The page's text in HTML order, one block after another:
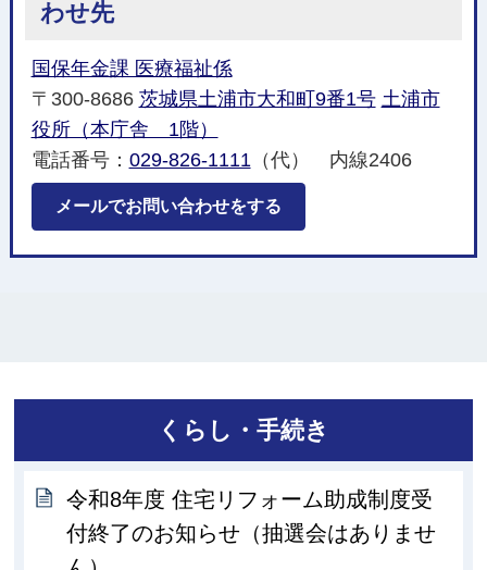
わせ先
国保年金課 医療福祉係
〒300-8686 茨城県土浦市大和町9番1号 土浦市
役所（本庁舎 1階）
電話番号： 029-826-1111 （代） 内線2406
メールでお問い合わせをする
くらし・手続き
令和8年度 住宅リフォーム助成制度受
付終了のお知らせ（抽選会はありませ